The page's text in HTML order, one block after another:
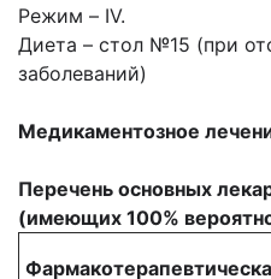
Режим – IV.
Диета – стол №15 (при
заболеваний)
Медикаментозное
Перечень основных
(имеющих 100%